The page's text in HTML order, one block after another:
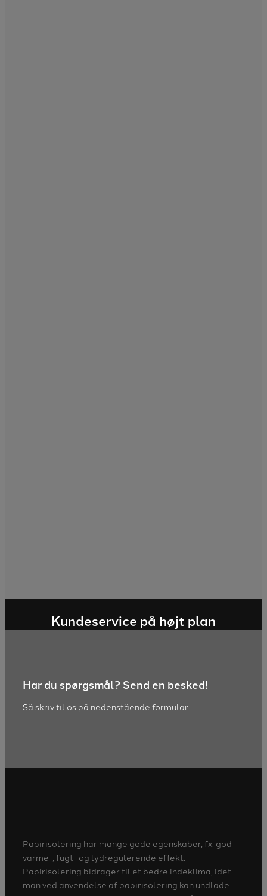
Kundeservice på højt plan
Har du spørgsmål? Send en besked!
Så skriv til os på nedenstående formular
Papirisolering har mange gode egenskaber, fx. god
varme-, fugt- og lydregulerende effekt.
Papirisolering bidrager til et bedre indeklima, idet
man ved anvendelse af papirisolering kan undlade